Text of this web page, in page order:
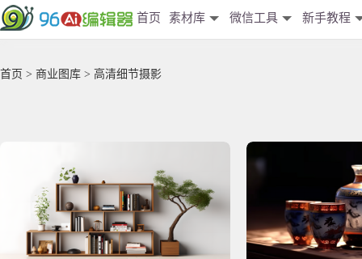
首页 素材库 微信工具 新手教程
首页 > 商业图库 > 高清细节摄影